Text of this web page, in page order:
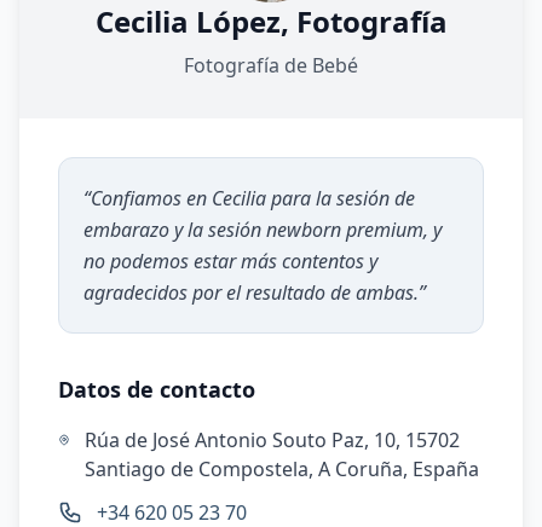
Cecilia López, Fotografía
Fotografía de Bebé
“Confiamos en Cecilia para la sesión de
embarazo y la sesión newborn premium, y
no podemos estar más contentos y
agradecidos por el resultado de ambas.”
Datos de contacto
Rúa de José Antonio Souto Paz, 10, 15702
Santiago de Compostela, A Coruña, España
+34 620 05 23 70